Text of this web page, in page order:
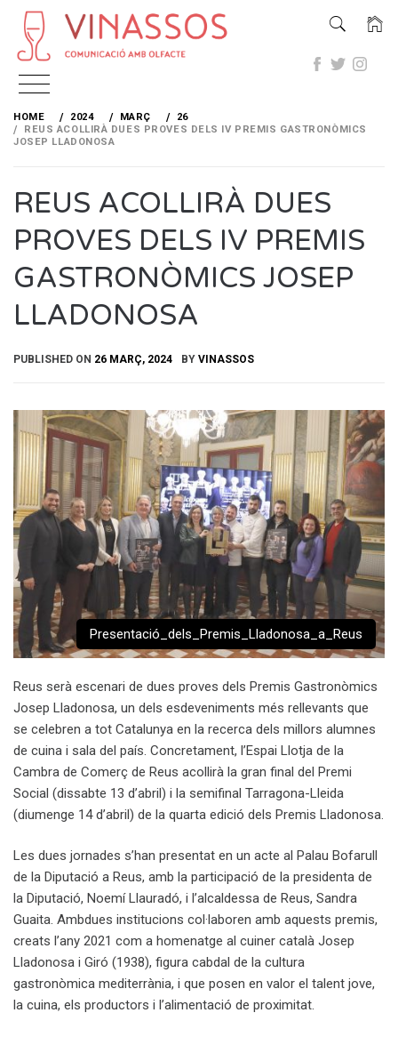
Skip
content
HOME 2024 MARÇ
26
REUS ACOLLIRÀ DUES PROVES DELS IV PREMIS GASTRONÒMICS
JOSEP LLADONOSA
REUS ACOLLIRÀ DUES
PROVES DELS IV PREMIS
GASTRONÒMICS JOSEP
LLADONOSA
PUBLISHED ON 26 MARÇ, 2024 BY VINASSOS
Presentació_dels_Premis_Lladonosa_a_Reus
Reus serà escenari de dues proves dels Premis Gastronòmics
Josep Lladonosa, un dels esdeveniments més rellevants que
se celebren a tot Catalunya en la recerca dels millors alumnes
de cuina i sala del país. Concretament, l’Espai Llotja de la
Cambra de Comerç de Reus acollirà la gran final del Premi
Social (dissabte 13 d’abril) i la semifinal Tarragona-Lleida
(diumenge 14 d’abril) de la quarta edició dels Premis Lladonosa.
Les dues jornades s’han presentat en un acte al Palau Bofarull
de la Diputació a Reus, amb la participació de la presidenta de
la Diputació, Noemí Llauradó, i l’alcaldessa de Reus, Sandra
Guaita. Ambdues institucions col·laboren amb aquests premis,
creats l’any 2021 com a homenatge al cuiner català Josep
Lladonosa i Giró (1938), figura cabdal de la cultura
gastronòmica mediterrània, i que posen en valor el talent jove,
la cuina, els productors i l’alimentació de proximitat.